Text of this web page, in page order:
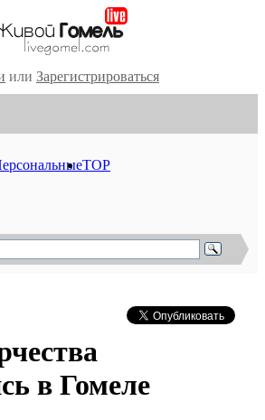
или Зарегистрироваться
TOP
в Гомеле